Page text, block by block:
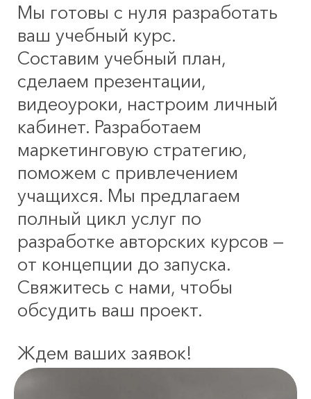
Мы готовы с нуля разработать
ваш учебный курс.
Составим учебный план,
сделаем презентации,
видеоуроки, настроим личный
кабинет. Разработаем
маркетинговую стратегию,
поможем с привлечением
учащихся. Мы предлагаем
полный цикл услуг по
разработке авторских курсов —
от концепции до запуска.
Свяжитесь с нами, чтобы
обсудить ваш проект.
Ждем ваших заявок!